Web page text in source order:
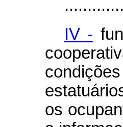
IV -
os